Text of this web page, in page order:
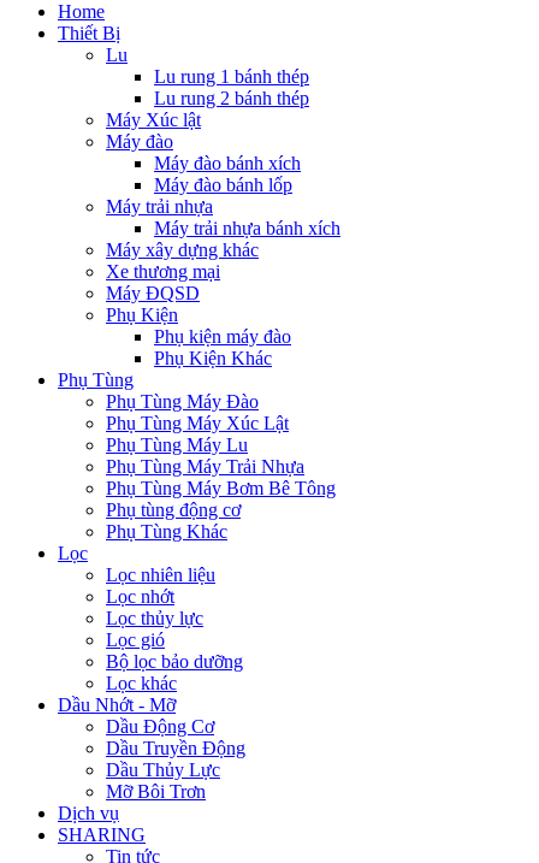
Home
Thiết Bị
Lu
Lu rung 1 bánh thép
Lu rung 2 bánh thép
Máy Xúc lật
Máy đào
Máy đào bánh xích
Máy đào bánh lốp
Máy trải nhựa
Máy trải nhựa bánh xích
Máy xây dựng khác
Xe thương mại
Máy ĐQSD
Phụ Kiện
Phụ kiện máy đào
Phụ Kiện Khác
Phụ Tùng
Phụ Tùng Máy Đào
Phụ Tùng Máy Xúc Lật
Phụ Tùng Máy Lu
Phụ Tùng Máy Trải Nhựa
Phụ Tùng Máy Bơm Bê Tông
Phụ tùng động cơ
Phụ Tùng Khác
Lọc
Lọc nhiên liệu
Lọc nhớt
Lọc thủy lực
Lọc gió
Bộ lọc bảo dưỡng
Lọc khác
Dầu Nhớt - Mỡ
Dầu Động Cơ
Dầu Truyền Động
Dầu Thủy Lực
Mỡ Bôi Trơn
Dịch vụ
SHARING
Tin tức